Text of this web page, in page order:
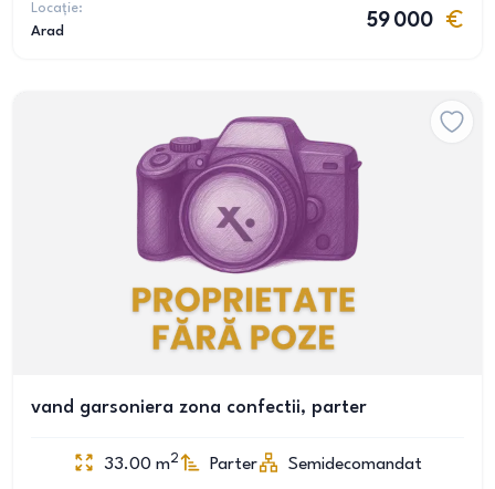
Locație:
Arad
59 000
vand garsoniera zona confectii, parter
33.00 m2 Parter Semidecomandat